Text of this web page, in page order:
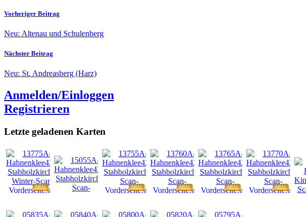
Vorheriger Beitrag
Neu: Altenau und Schulenberg
Nächster Beitrag
Neu: St. Andreasberg (Harz)
Anmelden/Einloggen
Registrieren
Letzte geladenen Karten
NEU NEU NEU NEU
NEU